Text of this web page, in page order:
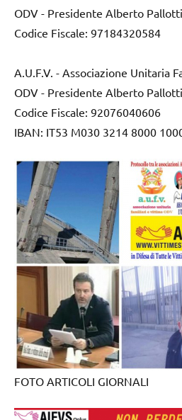
ODV - Presidente Alberto Pallotti
Codice Fiscale: 97184320584
A.U.F.V. - Associazione Unitaria
ODV - Presidente Alberto Pallotti
Codice Fiscale: 92076040606
IBAN: IT53 M030 3214 8000
FOTO ARTICOLI GIORNALI